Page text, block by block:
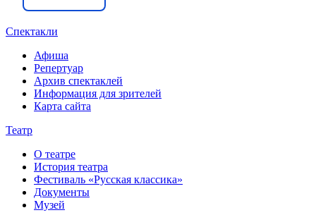
Спектакли
Афиша
Репертуар
Архив спектаклей
Информация для зрителей
Карта сайта
Театр
О театре
История театра
Фестиваль «Русская классика»
Документы
Музей